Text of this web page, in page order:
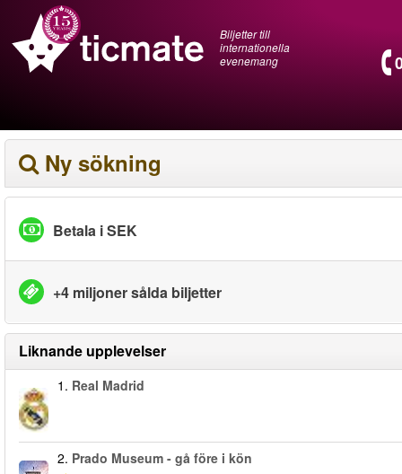
Biljetter till
internationella
evenemang
Ny sökning
Betala i SEK
+4 miljoner sålda biljetter
Liknande upplevelser
1. Real Madrid
2. Prado Museum - gå före i kön